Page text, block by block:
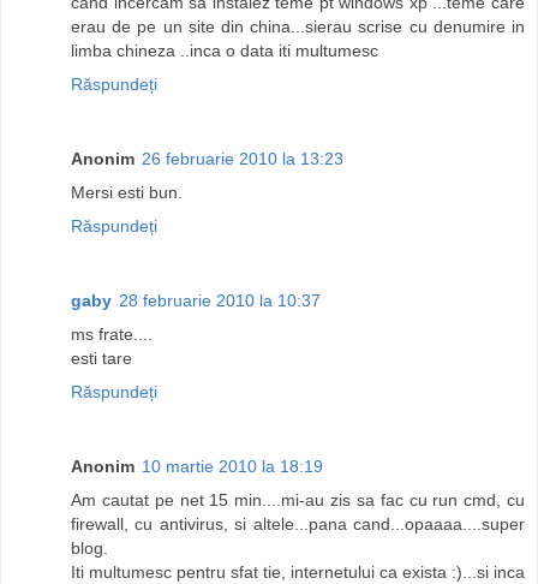
erau de pe un site din china...sierau scrise cu denumire in
limba chineza ..inca o data iti multumesc
Răspundeți
Anonim 26 februarie 2010 la 13:23
Mersi esti bun.
Răspundeți
gaby 28 februarie 2010 la 10:37
ms frate....
esti tare
Răspundeți
Anonim 10 martie 2010 la 18:19
Am cautat pe net 15 min....mi-au zis sa fac cu run cmd, cu
firewall, cu antivirus, si altele...pana cand...opaaaa....super
blog.
Iti multumesc pentru sfat tie, internetului ca exista :)...si inca